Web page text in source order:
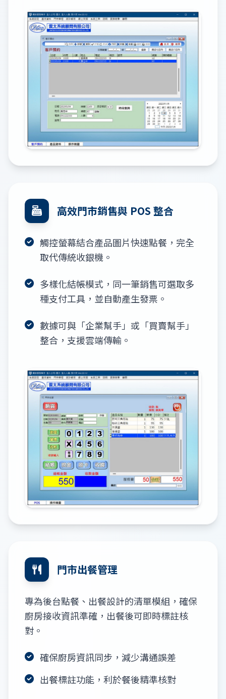
高效門市銷售與 POS 整合
觸控螢幕結合產品圖片快速點餐，完全
取代傳統收銀機。
多樣化結帳模式，同一筆銷售可選取多
種支付工具，並自動產生發票。
數據可與「企業幫手」或「買賣幫手」
整合，支援雲端傳輸。
門市出餐管理
專為後台點餐、出餐設計的清單模組，確保
廚房接收資訊準確，出餐後可即時標註核
對。
確保廚房資訊同步，減少溝通誤差
出餐標註功能，利於餐後精準核對